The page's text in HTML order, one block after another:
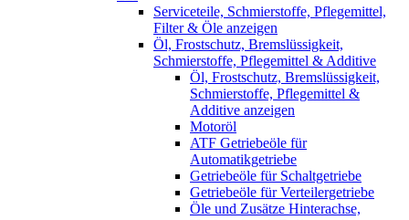
Serviceteile, Schmierstoffe, Pflegemittel,
Filter & Öle anzeigen
Öl, Frostschutz, Bremslüssigkeit,
Schmierstoffe, Pflegemittel & Additive
Öl, Frostschutz, Bremslüssigkeit,
Schmierstoffe, Pflegemittel &
Additive anzeigen
Motoröl
ATF Getriebeöle für
Automatikgetriebe
Getriebeöle für Schaltgetriebe
Getriebeöle für Verteilergetriebe
Öle und Zusätze Hinterachse,